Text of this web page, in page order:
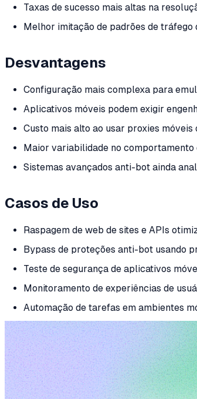
Taxas de sucesso mais altas na
Melhor imitação de padrões de
Desvantagens
Configuração mais complexa para
Aplicativos móveis podem exigir
Custo mais alto ao usar proxies
Maior variabilidade no
Sistemas avançados anti-bot ainda
Casos de Uso
Raspagem de web de sites e APIs
Bypass de proteções anti-bot usando
Teste de segurança de aplicativos
Monitoramento de experiências de
Automação de tarefas em ambientes